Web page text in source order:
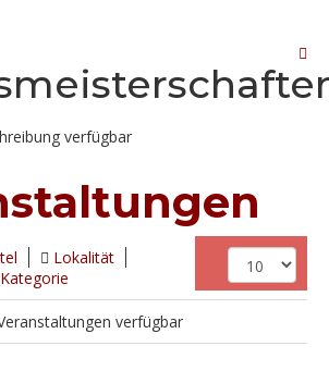
verfügbar
Lokalität
Kategorie
verfügbar